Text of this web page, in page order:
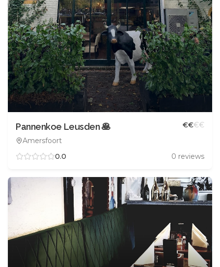
Pannenkoe Leusden 🥞
Amersfoort
€€€€
0.0 0 reviews